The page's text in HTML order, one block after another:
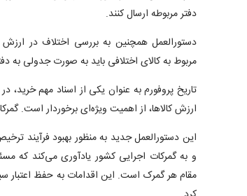
دفتر مربوطه ارسال کنند.
دستورالعمل همچنین به بررسی اختلاف در ارزش
مربوط به کالای اختلافی باید به صورت جدولی به
تاریخ پروفورم به عنوان یکی از اسناد مهم
ارزش کالاها، از اهمیت ویژه‌ای برخوردار است.
این دستورالعمل جدید به منظور بهبود فرآیند
و به گمرکات اجرایی کشور یادآوری می‌کند که
مقام هر گمرک است. این اقدامات به حفظ اعتبار